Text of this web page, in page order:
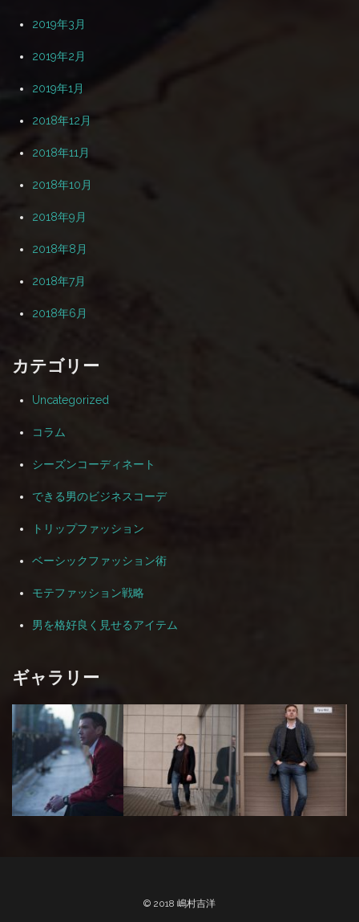
2019年3月
2019年2月
2019年1月
2018年12月
2018年11月
2018年10月
2018年9月
2018年8月
2018年7月
2018年6月
カテゴリー
Uncategorized
コラム
シーズンコーディネート
できる男のビジネスコーデ
トリップファッション
ベーシックファッション術
モテファッション戦略
男を格好良く見せるアイテム
ギャラリー
© 2018 嶋村吉洋